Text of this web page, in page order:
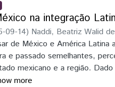
na integração
09-14) Naddi, Beatriz Walid
de México e América Latina
e passado semelhantes,
mexicano e a região.
destacando-se a inserção
more